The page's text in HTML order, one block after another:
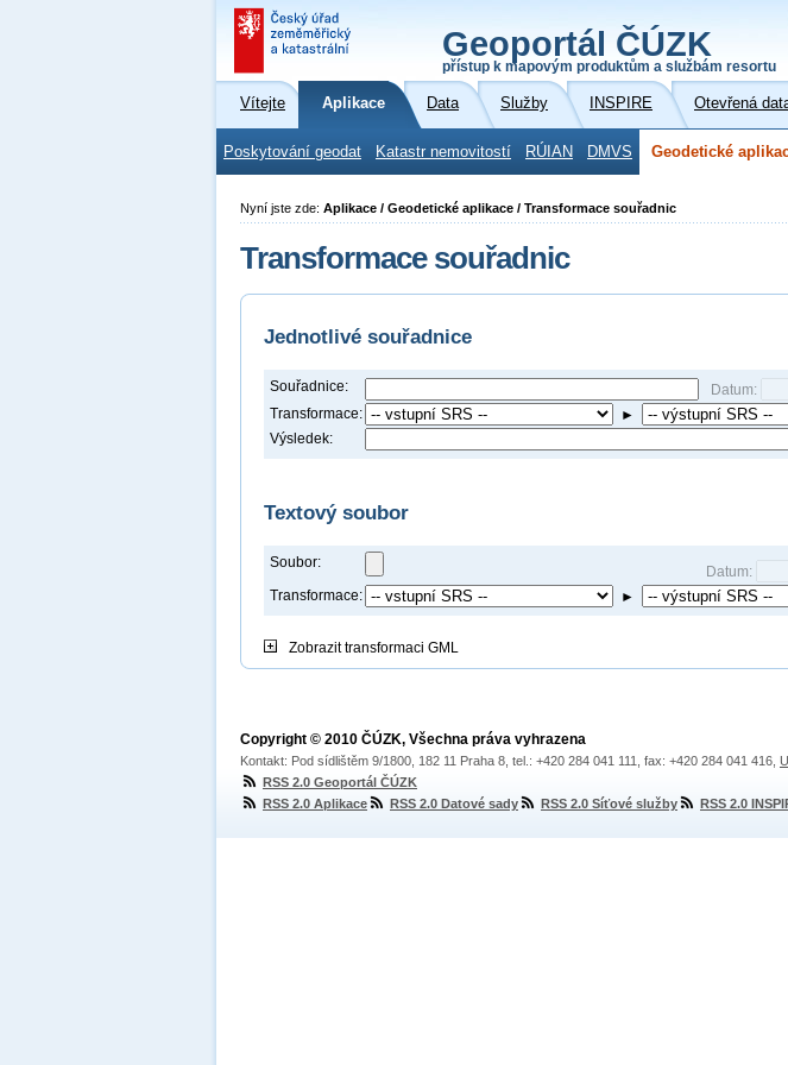
Geoportál ČÚZK
přístup k mapovým produktům a službám resortu
Vítejte Aplikace Data Služby INSPIRE Otevřená
Poskytování geodat Katastr nemovitostí RÚIAN DMVS Geodetické
Nyní jste zde: Aplikace / Geodetické aplikace / Transformace souřadnic
Transformace souřadnic
Jednotlivé souřadnice
Souřadnice:
Datum:
Transformace:
►
Výsledek:
Textový soubor
Soubor:
Datum:
Transformace:
►
Zobrazittransformaci GML
Copyright © 2010 ČÚZK, Všechna práva vyhrazena
Kontakt: Pod sídlištěm 9/1800, 182 11 Praha 8, tel.: +420 284 041 111, fax: +420 284 041 416,
RSS 2.0 Geoportál ČÚZK
RSS 2.0 Aplikace
RSS 2.0 Datové sady RSS 2.0 Síťové služby RSS 2.0